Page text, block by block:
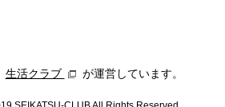
生活クラブ 別のウィンドウで開きます。
が運営しています。